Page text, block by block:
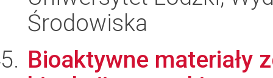
Środowiska
Bioaktywne materiały